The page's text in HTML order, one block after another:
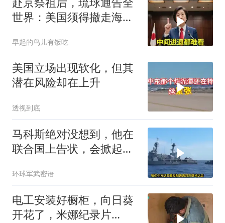
世界：美国须得撤走海马
早起的鸟儿有饭吃
美国立场出现软化，但其
潜在风险却在上升
透视到底
马科斯绝对没想到，他在
联合国上告状，会掀起中
环球军武密语
电工安装好橱柜，向日葵
开花了，米娜纪录片